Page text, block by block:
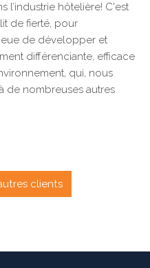
l’industrie hôtelière! C'est
de fierté, pour
de développer et
différenciante, efficace
qui, nous
de nombreuses autres
clients